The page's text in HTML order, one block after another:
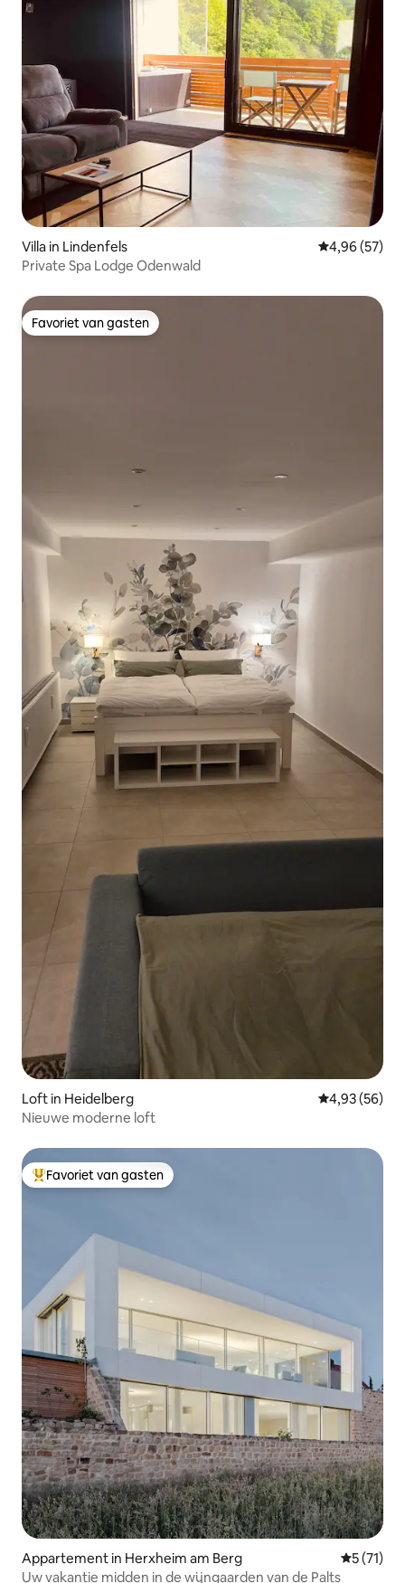
Villa in Lindenfels Gemiddelde
4,96 (57)
Private Spa Lodge Odenwald
Favoriet van gasten
Favoriet van gasten
Loft in Heidelberg Gemiddelde
4,93 (56)
Nieuwe moderne loft
Topfavoriet van gasten
Favoriet van gasten
Appartement in Herxheim am Berg
5 (71)
Uw vakantie midden in de wijngaarden van de Palts